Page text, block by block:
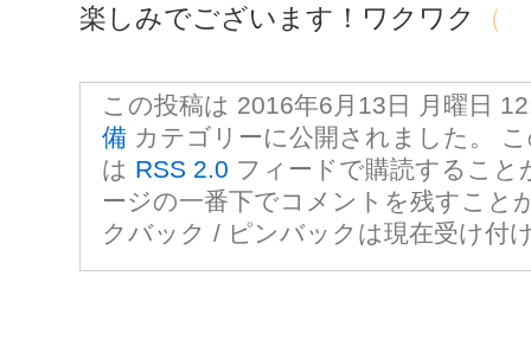
楽しみでございます！ワクワク （
この投稿は 2016年6月13日 月曜日
備 カテゴリーに公開されました。
は RSS 2.0 フィードで購読するこ
ージの一番下でコメントを残すこと
クバック / ピンバックは現在受け付